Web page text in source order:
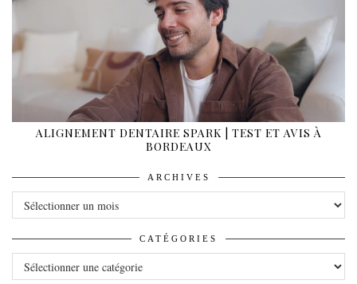
ALIGNEMENT DENTAIRE SPARK | TEST ET AVIS À
BORDEAUX
ARCHIVES
ARCHIVES
CATÉGORIES
CATÉGORIES